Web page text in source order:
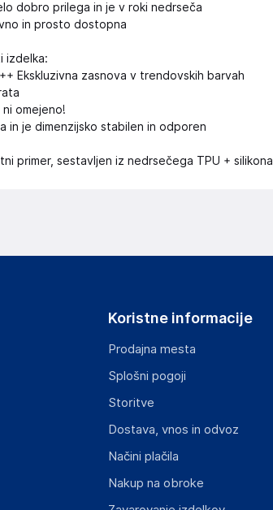
dobro prilega in je v roki nedrseča
in prosto dostopna
izdelka:
Ekskluzivna zasnova v trendovskih barvah
omejeno!
in je dimenzijsko stabilen in odporen
primer, sestavljen iz nedrsečega TPU + silikona
Koristne informacije
Prodajna mesta
Splošni pogoji
Storitve
Dostava, vnos in odvoz
Načini plačila
Nakup na obroke